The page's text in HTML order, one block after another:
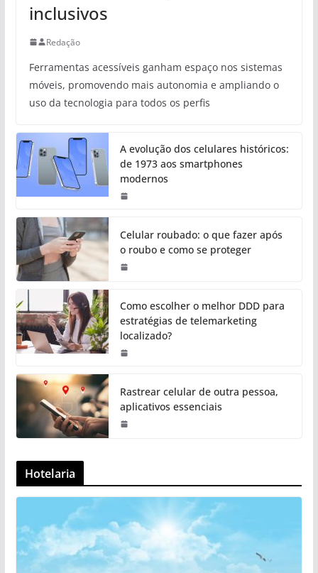
inclusivos
Redação
Ferramentas acessíveis ganham espaço nos sistemas
móveis, promovendo mais autonomia e ampliando o
uso da tecnologia para todos os perfis
A evolução dos celulares históricos:
de 1973 aos smartphones
modernos
Celular roubado: o que fazer após
o roubo e como se proteger
Como escolher o melhor DDD para
estratégias de telemarketing
localizado?
Rastrear celular de outra pessoa,
aplicativos essenciais
Hotelaria